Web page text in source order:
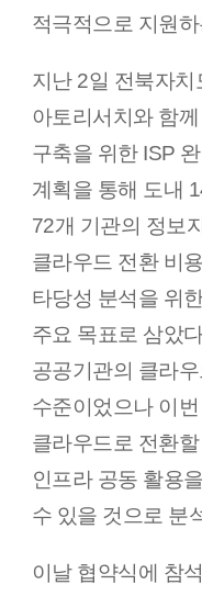
적극적으로 지원
지난 2일 전북자
아토리서치와 함
구축을 위한 ISP
계획을 통해 도내
72개 기관의 정보
클라우드 전환 비
타당성 분석을 위
주요 목표로 삼았
공공기관의 클라
수준이었으나 이
클라우드로 전환
인프라 공동 활용
수 있을 것으로 분
이날 협약식에 참